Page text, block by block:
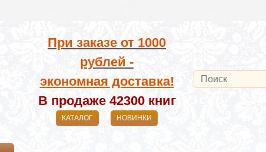
При заказе от 1000
рублей -
экономная доставка!
В продаже 42300 книг
КАТАЛОГ НОВИНКИ